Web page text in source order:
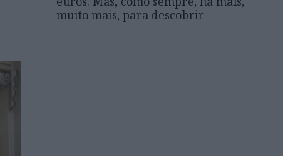
muito mais, para descobrir